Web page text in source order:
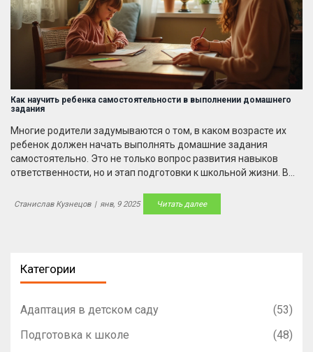
Как научить ребенка самостоятельности в выполнении домашнего
задания
Многие родители задумываются о том, в каком возрасте их
ребенок должен начать выполнять домашние задания
самостоятельно. Это не только вопрос развития навыков
ответственности, но и этап подготовки к школьной жизни. В
советы родителям, как помочь ребенку стать более
самостоятельным. Также обсудим психологические аспекты и
Станислав Кузнецов | янв, 9 2025 Читать далее
Категории
Адаптация в детском саду
(53)
Подготовка к школе
(48)